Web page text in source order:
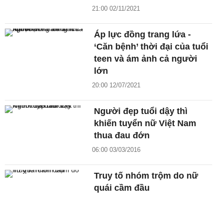
21:00 02/11/2021
Áp lực đồng trang lứa -
‘Căn bệnh’ thời đại của tuổi
teen và ám ảnh cả người
lớn
20:00 12/07/2021
Người đẹp tuổi dậy thì
khiến tuyển nữ Việt Nam
thua đau đớn
06:00 03/03/2016
Truy tố nhóm trộm do nữ
quái cầm đầu